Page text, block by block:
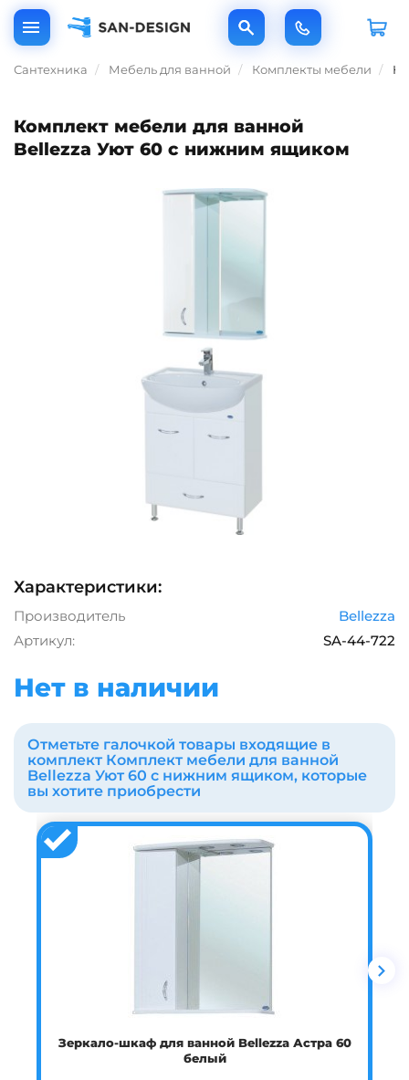
Сантехника Мебель для ванной Комплекты мебели
Комплект мебели для ванной
Bellezza Уют 60 с нижним ящиком
Характеристики:
Производитель
Bellezza
Артикул:
SA-44-722
Нет в наличии
Отметьте галочкой товары входящие в
комплект Комплект мебели для ванной
Bellezza Уют 60 с нижним ящиком, которые
вы хотите приобрести
Зеркало-шкаф для ванной Bellezza Астра 60
белый